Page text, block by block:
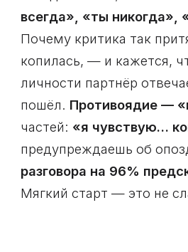
всегда», «ты никогда»,
Почему критика так
копилась, — и кажется,
личности партнёр
пошёл. Противоядие —
частей: «я чувствую…
предупреждаешь об
разговора на 96%
Мягкий старт — это не